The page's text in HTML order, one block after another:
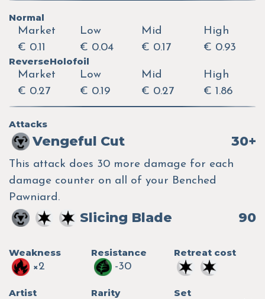
Normal
Market
€ 0.11
Low
€ 0.04
Mid
€ 0.17
High
€ 0.93
ReverseHolofoil
Market
€ 0.27
Low
€ 0.19
Mid
€ 0.27
High
€ 1.86
Attacks
Vengeful Cut 30+
This attack does 30 more damage for each
damage counter on all of your Benched
Pawniard.
Slicing Blade 90
Weakness
×2
Resistance
-30
Retreat cost
Artist
Rarity
Set